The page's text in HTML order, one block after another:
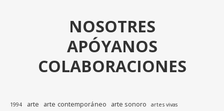
NOSOTRES
APÓYANOS
COLABORACIONES
1994 arte arte contemporáneo arte sonoro artes vivas